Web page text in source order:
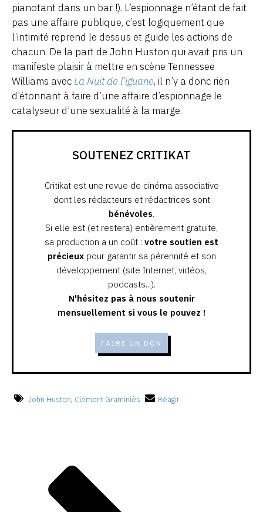
pianotant dans un bar !). L’espionnage n’étant de fait
pas une affaire publique, c’est logiquement que
l’intimité reprend le dessus et guide les actions de
chacun. De la part de John Huston qui avait pris un
manifeste plaisir à mettre en scène Tennessee
Williams avecLa Nuit de l’iguane, il n’y a donc rien
d’étonnant à faire d’une affaire d’espionnage le
catalyseur d’une sexualité à la marge.
SOUTENEZ CRITIKAT
Critikat est une revue de cinéma associative
dont les rédacteurs et rédactrices sont
bénévoles.
Si elle est (et restera) entièrement gratuite,
sa production a un coût : votre soutien est
précieuxpour garantir sa pérennité et son
développement (site Internet, vidéos,
podcasts...).
N'hésitez pas à nous soutenir
mensuellement si vous le pouvez !
FAIRE UN DON
John Huston, Clément Graminiès Réagir